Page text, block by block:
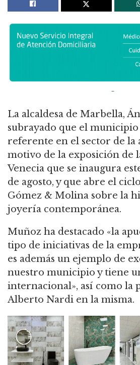
La alcaldesa de Marbella,
subrayado que el
referente en el sector de la
motivo de la exposición de
Venecia que se inaugura
de agosto, y que abre el
Gómez & Molina sobre la
joyería contemporánea.
Muñoz ha destacado «la
tipo de iniciativas de la
es además un ejemplo de
nuestro municipio y tiene
internacional», así como la
Alberto Nardi en la misma.